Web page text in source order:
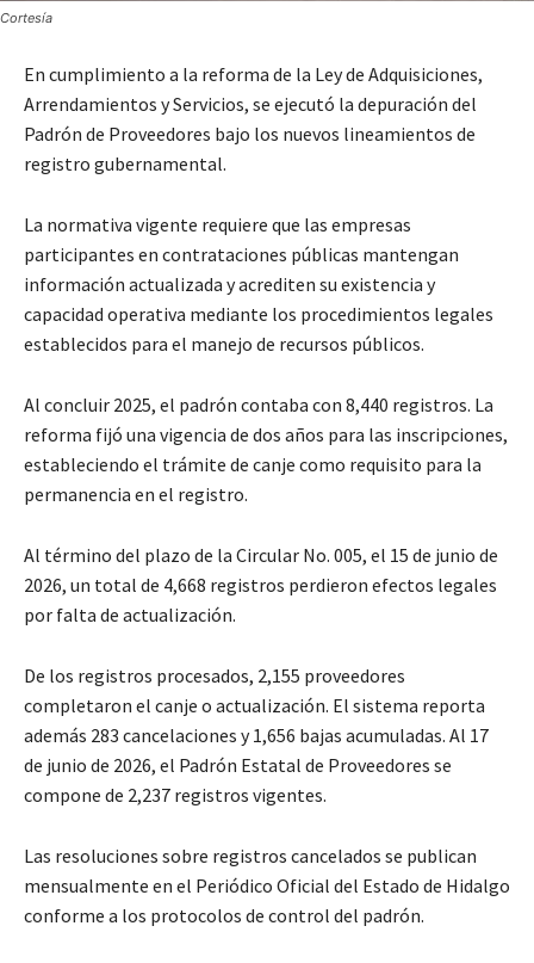
Cortesía
En cumplimiento a la reforma de la Ley de Adquisiciones,
Arrendamientos y Servicios, se ejecutó la depuración del
Padrón de Proveedores bajo los nuevos lineamientos de
registro gubernamental.
La normativa vigente requiere que las empresas
participantes en contrataciones públicas mantengan
información actualizada y acrediten su existencia y
capacidad operativa mediante los procedimientos legales
establecidos para el manejo de recursos públicos.
Al concluir 2025, el padrón contaba con 8,440 registros. La
reforma fijó una vigencia de dos años para las inscripciones,
estableciendo el trámite de canje como requisito para la
permanencia en el registro.
Al término del plazo de la Circular No. 005, el 15 de junio de
2026, un total de 4,668 registros perdieron efectos legales
por falta de actualización.
De los registros procesados, 2,155 proveedores
completaron el canje o actualización. El sistema reporta
además 283 cancelaciones y 1,656 bajas acumuladas. Al 17
de junio de 2026, el Padrón Estatal de Proveedores se
compone de 2,237 registros vigentes.
Las resoluciones sobre registros cancelados se publican
mensualmente en el Periódico Oficial del Estado de Hidalgo
conforme a los protocolos de control del padrón.